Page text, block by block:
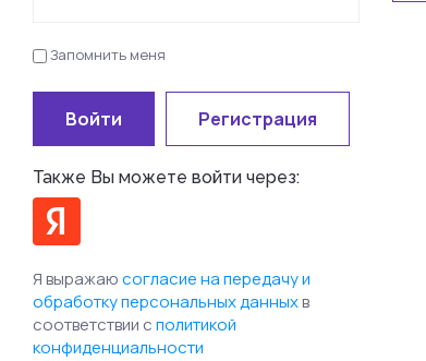
Запомнить меня
Войти Регистрация
Также Вы можете войти через:
Я выражаюсогласие на передачу и
обработку персональных данныхв
соответствии сполитикой
конфиденциальности